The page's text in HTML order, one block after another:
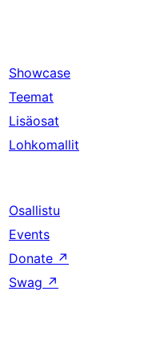
Showcase
Teemat
Lisäosat
Lohkomallit
Osallistu
Events
Donate ↗
Swag ↗